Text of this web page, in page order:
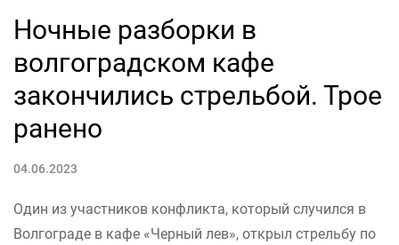
Ночные разборки в
волгоградском кафе
закончились стрельбой. Трое
ранено
04.06.2023
Один из участников конфликта, который случился в
Волгограде в кафе «Черный лев», открыл стрельбу по